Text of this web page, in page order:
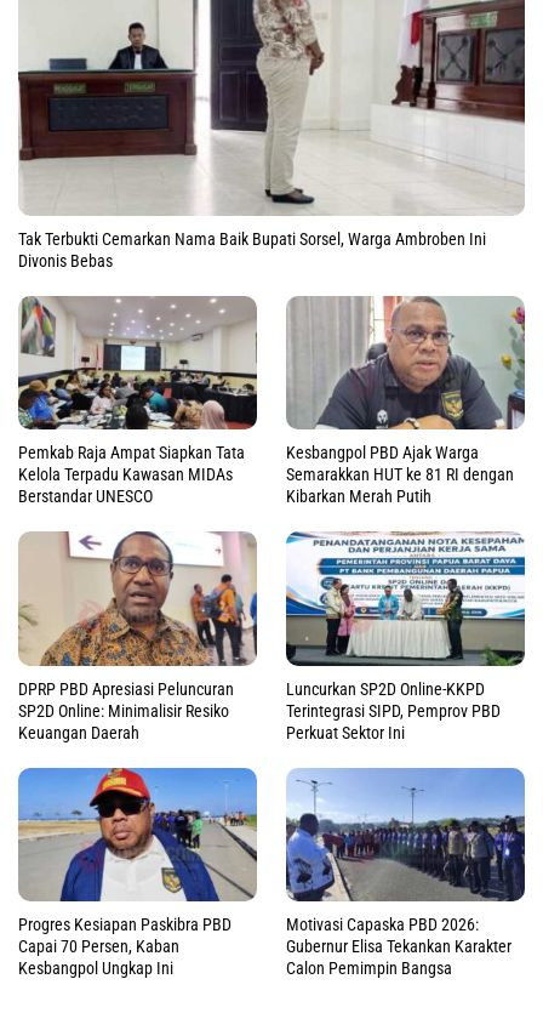
Tak Terbukti Cemarkan Nama Baik Bupati Sorsel, Warga Ambroben Ini
Divonis Bebas
Pemkab Raja Ampat Siapkan Tata
Kelola Terpadu Kawasan MIDAs
Berstandar UNESCO
Kesbangpol PBD Ajak Warga
Semarakkan HUT ke 81 RI dengan
Kibarkan Merah Putih
DPRP PBD Apresiasi Peluncuran
SP2D Online: Minimalisir Resiko
Keuangan Daerah
Luncurkan SP2D Online-KKPD
Terintegrasi SIPD, Pemprov PBD
Perkuat Sektor Ini
Progres Kesiapan Paskibra PBD
Capai 70 Persen, Kaban
Kesbangpol Ungkap Ini
Motivasi Capaska PBD 2026:
Gubernur Elisa Tekankan Karakter
Calon Pemimpin Bangsa